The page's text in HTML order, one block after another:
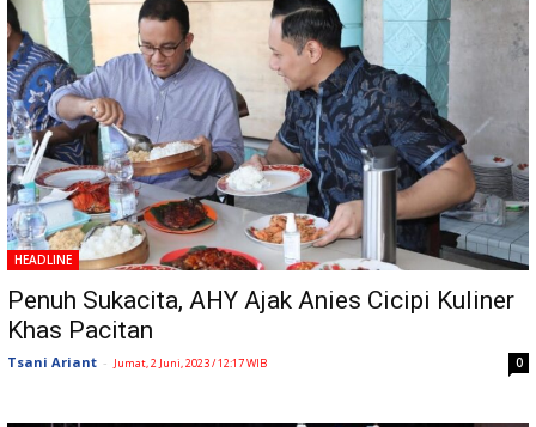
HEADLINE
Penuh Sukacita, AHY Ajak Anies Cicipi Kuliner
Khas Pacitan
Tsani Ariant - Jumat, 2 Juni, 2023 / 12:17 WIB 0